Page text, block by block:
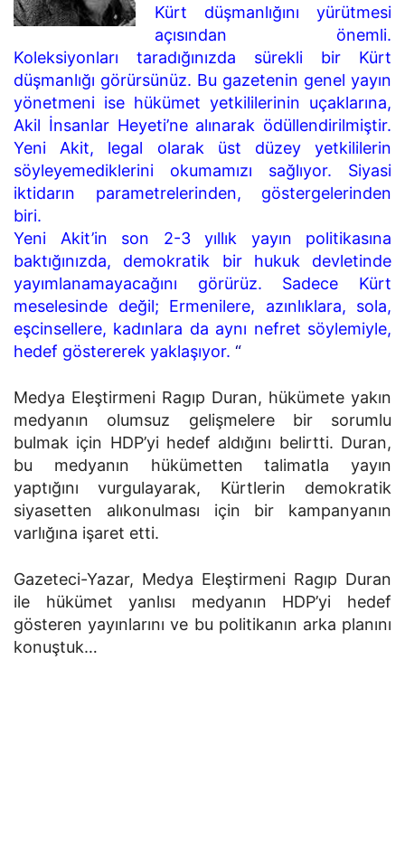
Kürt düşmanlığını yürütmesi
açısından önemli.
Koleksiyonları taradığınızda sürekli bir Kürt
düşmanlığı görürsünüz. Bu gazetenin genel yayın
yönetmeni ise hükümet yetkililerinin uçaklarına,
Akil İnsanlar Heyeti’ne alınarak ödüllendirilmiştir.
Yeni Akit, legal olarak üst düzey yetkililerin
söyleyemediklerini okumamızı sağlıyor. Siyasi
iktidarın parametrelerinden, göstergelerinden
biri.
Yeni Akit’in son 2-3 yıllık yayın politikasına
baktığınızda, demokratik bir hukuk devletinde
yayımlanamayacağını görürüz. Sadece Kürt
meselesinde değil; Ermenilere, azınlıklara, sola,
eşcinsellere, kadınlara da aynı nefret söylemiyle,
hedef göstererek yaklaşıyor. “
Medya Eleştirmeni Ragıp Duran, hükümete yakın
medyanın olumsuz gelişmelere bir sorumlu
bulmak için HDP’yi hedef aldığını belirtti. Duran,
bu medyanın hükümetten talimatla yayın
yaptığını vurgulayarak, Kürtlerin demokratik
siyasetten alıkonulması için bir kampanyanın
varlığına işaret etti.
Gazeteci-Yazar, Medya Eleştirmeni Ragıp Duran
ile hükümet yanlısı medyanın HDP’yi hedef
gösteren yayınlarını ve bu politikanın arka planını
konuştuk…